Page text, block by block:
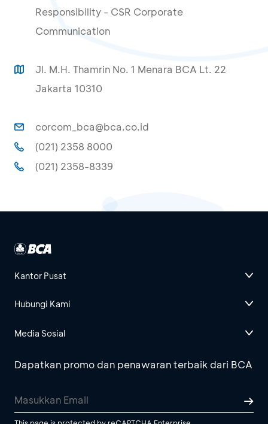
Responsibility - CSR Corporate
Communication
Jl. M.H. Thamrin No. 1 Menara BCA Lt. 22
Jakarta 10310
corcom_bca@bca.co.id
(021) 2358 8000
(021) 2358-8339
Kantor Pusat
Hubungi Kami
Media Sosial
Dapatkan promo dan penawaran terbaik dari BCA